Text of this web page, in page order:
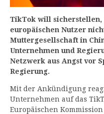
TikTok will sicherstellen,
europäischen Nutzer
Muttergesellschaft in
Unternehmen und
Netzwerk aus Angst vor
Regierung.
Mit der Ankündigung
Unternehmen auf das
Europäischen